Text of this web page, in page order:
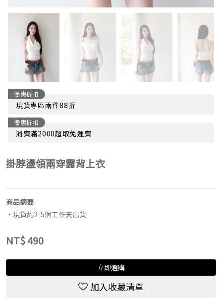
優惠折扣
現貨專區兩件88折
優惠折扣
消費滿2000超取免運費
掛脖盪領兩穿露背上衣
商品摘要
•現貨約2-5個工作天出貨
NT$490
立即選購
加入收藏清單